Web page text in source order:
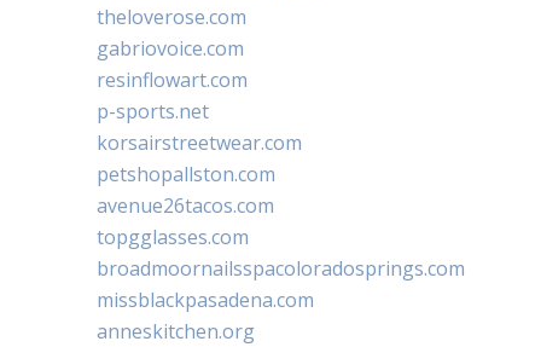
theloverose.com
gabriovoice.com
resinflowart.com
p-sports.net
korsairstreetwear.com
petshopallston.com
avenue26tacos.com
topgglasses.com
broadmoornailsspacoloradosprings.com
missblackpasadena.com
anneskitchen.org